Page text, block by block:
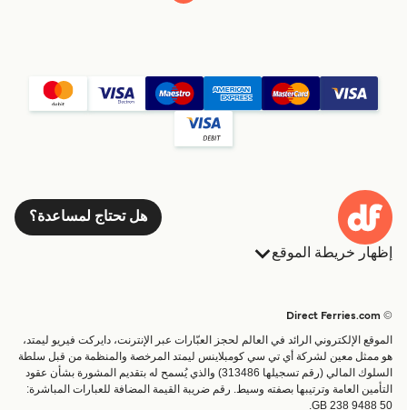
هل تحتاج لمساعدة؟
إظهار خريطة الموقع
البلدان
خدمات الزبائن
الباحث عن الرحلات والموانئ
تذاكر العبّارة
العبارات
شحن
عبارة صغيرة
القطار والعبارة
الموقع الإلكتروني الرائد في العالم لحجز العبّارات عبر الإنترنت، دايركت فيريو ليمتد،
هو ممثل معين لشركة أي تي سي كومبلاينس ليمتد المرخصة والمنظمة من قبل سلطة
السلوك المالي (رقم تسجيلها 313486) والذي يُسمح له بتقديم المشورة بشأن عقود
التأمين العامة وترتيبها بصفته وسيط. رقم ضريبة القيمة المضافة للعبارات المباشرة:
GB 238 9488 50.